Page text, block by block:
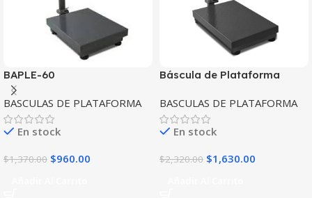
BAPLE-60
BASCULAS DE PLATAFORMA
En stock
$1,370.00 $960.00
Báscula de Plataforma
Capacidad 400kg
BASCULAS DE PLATAFORMA
En stock
$2,320.00 $1,630.00